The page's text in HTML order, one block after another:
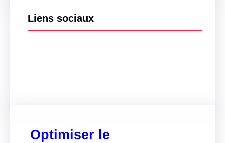
Liens sociaux
Optimiser le